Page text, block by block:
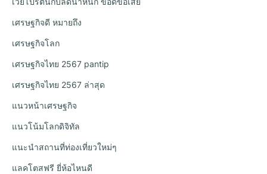
เศรษฐกิจดี หมายถึง
เศรษฐกิจโลก
เศรษฐกิจไทย 2567 pantip
เศรษฐกิจไทย 2567 ล่าสุด
แนวหน้าเศรษฐกิจ
แนวโน้มโลกดิจิทัล
แนะนำสถานที่ท่องเที่ยวใหม่ๆ
แลคโตสฟรี ยี่ห้อไหนดี